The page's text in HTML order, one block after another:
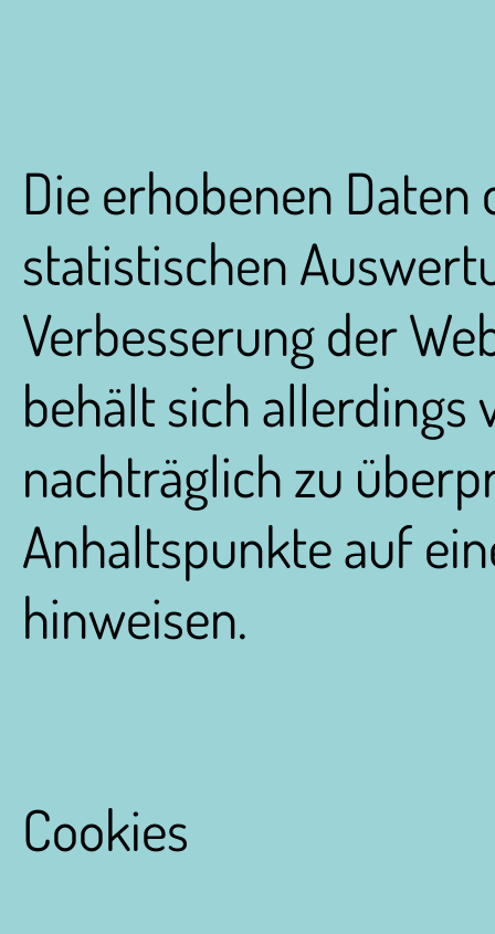
Die erhobenen
statistischen
Verbesserung der
behält sich allerdings
nachträglich zu
Anhaltspunkte auf
hinweisen.
Cookies